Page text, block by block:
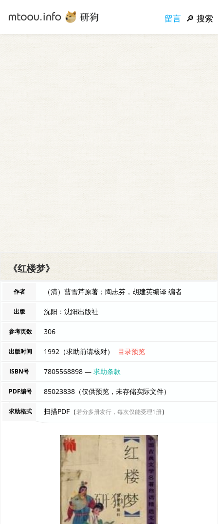
留言 搜索
《红楼梦》
作者 （清）曹雪芹原著；陶志芬，胡建英编译 编者
出版 沈阳：沈阳出版社
参考页数 306
出版时间 1992（求助前请核对） 目录预览
ISBN号 7805568898 —求助条款
PDF编号 85023838（仅供预览，未存储实际文件）
求助格式 扫描PDF（若分多册发行，每次仅能受理1册）